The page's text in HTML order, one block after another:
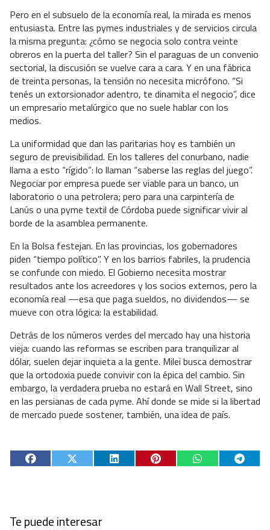
Pero en el subsuelo de la economía real, la mirada es menos
entusiasta. Entre las pymes industriales y de servicios circula
la misma pregunta: ¿cómo se negocia solo contra veinte
obreros en la puerta del taller? Sin el paraguas de un convenio
sectorial, la discusión se vuelve cara a cara. Y en una fábrica
de treinta personas, la tensión no necesita micrófono. “Si
tenés un extorsionador adentro, te dinamita el negocio”, dice
un empresario metalúrgico que no suele hablar con los
medios.
La uniformidad que dan las paritarias hoy es también un
seguro de previsibilidad. En los talleres del conurbano, nadie
llama a esto “rígido”: lo llaman “saberse las reglas del juego”.
Negociar por empresa puede ser viable para un banco, un
laboratorio o una petrolera; pero para una carpintería de
Lanús o una pyme textil de Córdoba puede significar vivir al
borde de la asamblea permanente.
En la Bolsa festejan. En las provincias, los gobernadores
piden “tiempo político”. Y en los barrios fabriles, la prudencia
se confunde con miedo. El Gobierno necesita mostrar
resultados ante los acreedores y los socios externos, pero la
economía real —esa que paga sueldos, no dividendos— se
mueve con otra lógica: la estabilidad.
Detrás de los números verdes del mercado hay una historia
vieja: cuando las reformas se escriben para tranquilizar al
dólar, suelen dejar inquieta a la gente. Milei busca demostrar
que la ortodoxia puede convivir con la épica del cambio. Sin
embargo, la verdadera prueba no estará en Wall Street, sino
en las persianas de cada pyme. Ahí donde se mide si la libertad
de mercado puede sostener, también, una idea de país.
Te puede interesar